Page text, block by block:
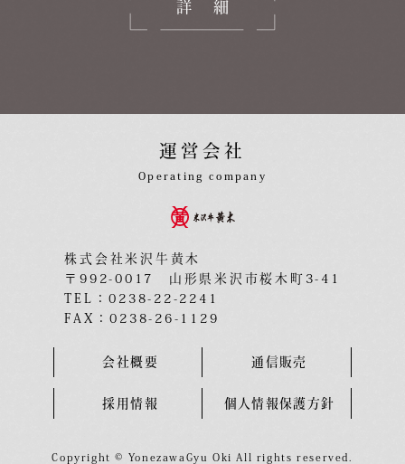
詳細
運営会社
Operating company
株式会社米沢牛黄木
〒992-0017 山形県米沢市桜木町3-41
TEL：0238-22-2241
FAX：0238-26-1129
会社概要 通信販売
採用情報 個人情報保護方針
Copyright © YonezawaGyu Oki All rights reserved.